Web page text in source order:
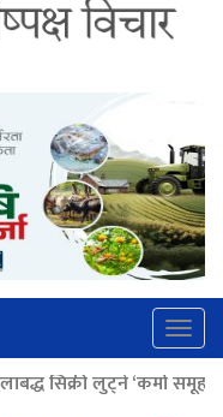
समूह’का नाइकेसहित पाँच